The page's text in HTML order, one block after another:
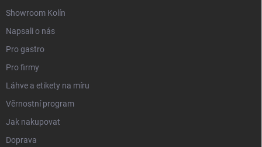
Showroom Kolín
Napsali o nás
Pro gastro
Pro firmy
Láhve a etikety na míru
Věrnostní program
Jak nakupovat
Doprava